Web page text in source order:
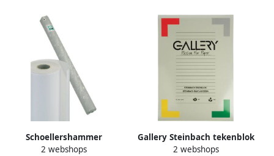
Schoellershammer
Transparantpapier Glama
2 webshops
Gallery Steinbach tekenblok
gekorreld ft 29 7 x 42 cm
2 webshops